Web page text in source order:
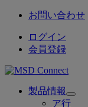
お問い合わせ
ログイン
会員登録
製品情報
Open
ア行